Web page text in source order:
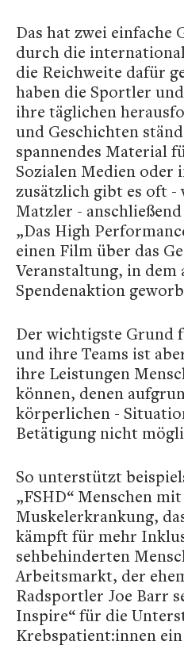
Das hat zwei einfache
durch die
die Reichweite dafür
haben die Sportler
ihre täglichen
und Geschichten
spannendes Material
Sozialen Medien oder
zusätzlich gibt es oft -
Matzler -
„Das High
einen Film über das
Veranstaltung, in dem
Spendenaktion
Der wichtigste Grund
und ihre Teams ist
ihre Leistungen
können, denen
körperlichen -
Betätigung nicht
So unterstützt
„FSHD“ Menschen
Muskelerkrankung,
kämpft für mehr
sehbehinderten
Arbeitsmarkt, der
Radsportler Joe Barr
Inspire“ für die
Krebspatient:innen